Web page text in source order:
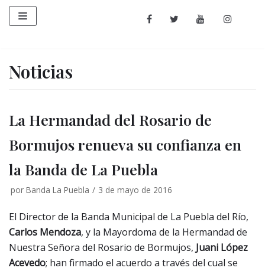
Saltar
al
Noticias
La Hermandad del Rosario de
Bormujos renueva su confianza en
la Banda de La Puebla
por Banda La Puebla 3 de mayo de 2016
El Director de la Banda Municipal de La Puebla del Río,
Carlos Mendoza, y la Mayordoma de la Hermandad de
Nuestra Señora del Rosario de Bormujos, Juani López
Acevedo; han firmado el acuerdo a través del cual se